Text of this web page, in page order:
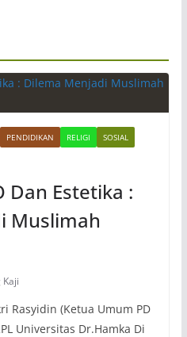
PENDIDIKAN RELIGI
SOSIAL
Dan Estetika :
Muslimah
Kaji
Rasyidin (Ketua Umum PD
Universitas Dr.Hamka Di